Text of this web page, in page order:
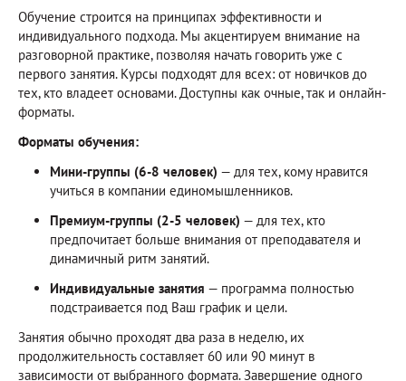
Обучение строится на принципах эффективности и
индивидуального подхода. Мы акцентируем внимание на
разговорной практике, позволяя начать говорить уже с
первого занятия. Курсы подходят для всех: от новичков до
тех, кто владеет основами. Доступны как очные, так и онлайн-
форматы.
Форматы обучения:
Мини-группы (6-8 человек) — для тех, кому нравится
учиться в компании единомышленников.
Премиум-группы (2-5 человек) — для тех, кто
предпочитает больше внимания от преподавателя и
динамичный ритм занятий.
Индивидуальные занятия — программа полностью
подстраивается под Ваш график и цели.
Занятия обычно проходят два раза в неделю, их
продолжительность составляет 60 или 90 минут в
зависимости от выбранного формата. Завершение одного